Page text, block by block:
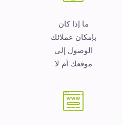
ما إذا كان
بإمكان عملائك
الوصول إلى
موقعك أم لا